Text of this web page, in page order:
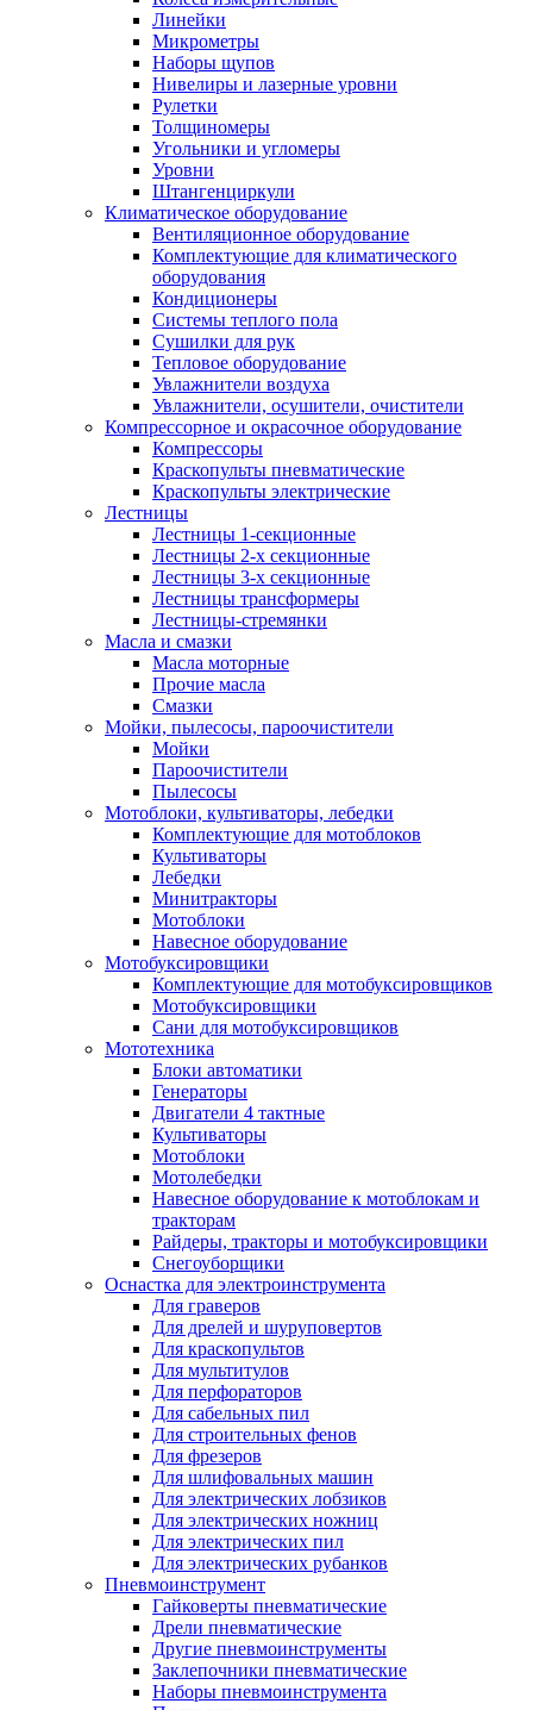
Линейки
Микрометры
Наборы щупов
Нивелиры и лазерные уровни
Рулетки
Толщиномеры
Угольники и угломеры
Уровни
Штангенциркули
Климатическое оборудование
Вентиляционное оборудование
Комплектующие для климатического
оборудования
Кондиционеры
Системы теплого пола
Сушилки для рук
Тепловое оборудование
Увлажнители воздуха
Увлажнители, осушители, очистители
Компрессорное и окрасочное оборудование
Компрессоры
Краскопульты пневматические
Краскопульты электрические
Лестницы
Лестницы 1-секционные
Лестницы 2-х секционные
Лестницы 3-х секционные
Лестницы трансформеры
Лестницы-стремянки
Масла и смазки
Масла моторные
Прочие масла
Смазки
Мойки, пылесосы, пароочистители
Мойки
Пароочистители
Пылесосы
Мотоблоки, культиваторы, лебедки
Комплектующие для мотоблоков
Культиваторы
Лебедки
Минитракторы
Мотоблоки
Навесное оборудование
Мотобуксировщики
Комплектующие для мотобуксировщиков
Мотобуксировщики
Сани для мотобуксировщиков
Мототехника
Блоки автоматики
Генераторы
Двигатели 4 тактные
Культиваторы
Мотоблоки
Мотолебедки
Навесное оборудование к мотоблокам и
тракторам
Райдеры, тракторы и мотобуксировщики
Снегоуборщики
Оснастка для электроинструмента
Для граверов
Для дрелей и шуруповертов
Для краскопультов
Для мультитулов
Для перфораторов
Для сабельных пил
Для строительных фенов
Для фрезеров
Для шлифовальных машин
Для электрических лобзиков
Для электрических ножниц
Для электрических пил
Для электрических рубанков
Пневмоинструмент
Гайковерты пневматические
Дрели пневматические
Другие пневмоинструменты
Заклепочники пневматические
Наборы пневмоинструмента